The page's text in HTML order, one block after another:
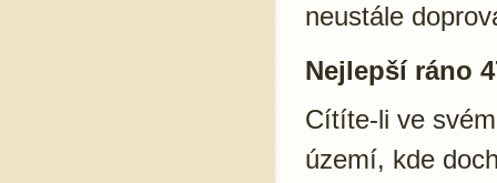
neustále
Nejlepší ráno
Cítíte-li ve
území, kde